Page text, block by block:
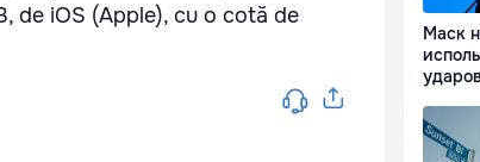
de iOS (Apple), cu o cotă de
Маск